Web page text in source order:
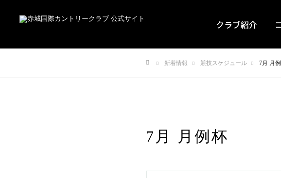
クラブ紹介
新着情報 競技スケジュール 7月 月
7月 月例杯